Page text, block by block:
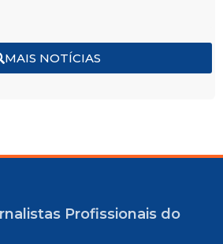
MAIS NOTÍCIAS
Profissionais do